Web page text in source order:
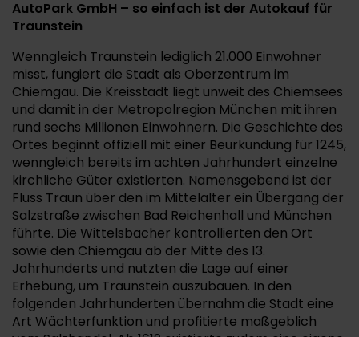
AutoPark GmbH – so einfach ist der Autokauf für
Traunstein
Wenngleich Traunstein lediglich 21.000 Einwohner
misst, fungiert die Stadt als Oberzentrum im
Chiemgau. Die Kreisstadt liegt unweit des Chiemsees
und damit in der Metropolregion München mit ihren
rund sechs Millionen Einwohnern. Die Geschichte des
Ortes beginnt offiziell mit einer Beurkundung für 1245,
wenngleich bereits im achten Jahrhundert einzelne
kirchliche Güter existierten. Namensgebend ist der
Fluss Traun über den im Mittelalter ein Übergang der
Salzstraße zwischen Bad Reichenhall und München
führte. Die Wittelsbacher kontrollierten den Ort
sowie den Chiemgau ab der Mitte des 13.
Jahrhunderts und nutzten die Lage auf einer
Erhebung, um Traunstein auszubauen. In den
folgenden Jahrhunderten übernahm die Stadt eine
Art Wächterfunktion und profitierte maßgeblich